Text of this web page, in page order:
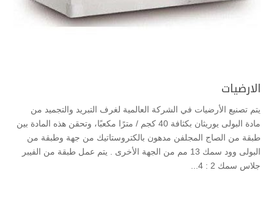
الارضيات
يتم تصنيع الأرضيات في الشركة العالمية لغرف التبريد والتجميد من
مادة البولى يوريثان بكثافة 40 كجم / مترًا مكعبًا، وتحقن هذه المادة بين
طبقة من الصاج المجلفن مدهون بالكتروستاتيك من جهة وطبقة من
البولى وود سمك 13 مم من الجهة الأخرى . يتم عمل طبقة من الفيبر
جلاس سمك 2 : 4...